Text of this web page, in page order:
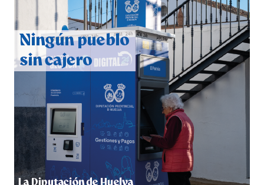
CUARTA CORRIDA DE LAS FIESTAS COLOMBINAS
2026
hace 7 días·Huelvatv
4º DÍA DE LAS FIESTAS COLOMBINAS 2026